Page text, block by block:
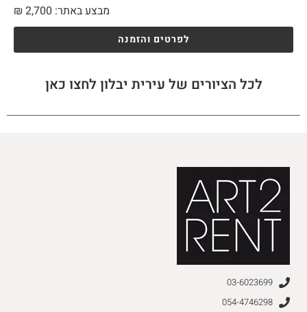
מבצע באתר:
₪ 2,700
לפרטים והזמנה
לכל הציורים של עירית יבלון לחצו כאן
03-6023699
054-4746298